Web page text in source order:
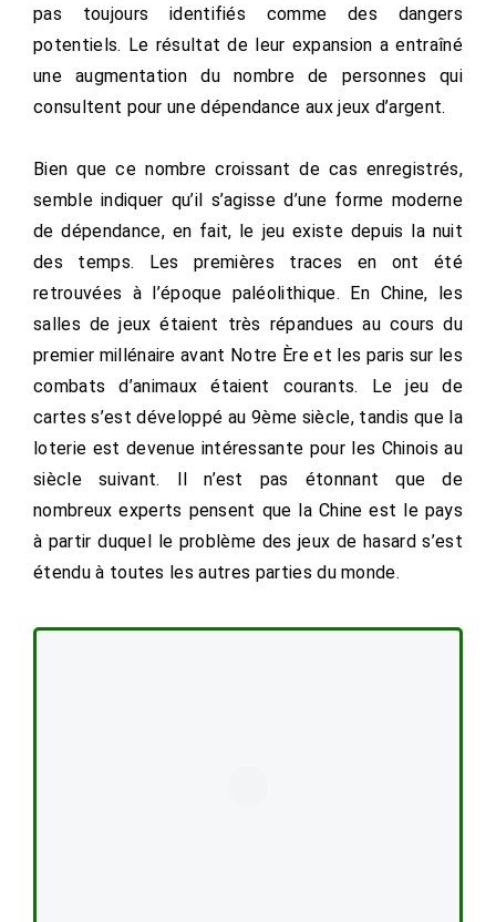
pas toujours identifiés comme des dangers
potentiels. Le résultat de leur expansion a entraîné
une augmentation du nombre de personnes qui
consultent pour une dépendance aux jeux d’argent.
Bien que ce nombre croissant de cas enregistrés,
semble indiquer qu’il s’agisse d’une forme moderne
de dépendance, en fait, le jeu existe depuis la nuit
des temps. Les premières traces en ont été
retrouvées à l’époque paléolithique. En Chine, les
salles de jeux étaient très répandues au cours du
premier millénaire avant Notre Ère et les paris sur les
combats d’animaux étaient courants. Le jeu de
cartes s’est développé au 9ème siècle, tandis que la
loterie est devenue intéressante pour les Chinois au
siècle suivant. Il n’est pas étonnant que de
nombreux experts pensent que la Chine est le pays
à partir duquel le problème des jeux de hasard s’est
étendu à toutes les autres parties du monde.